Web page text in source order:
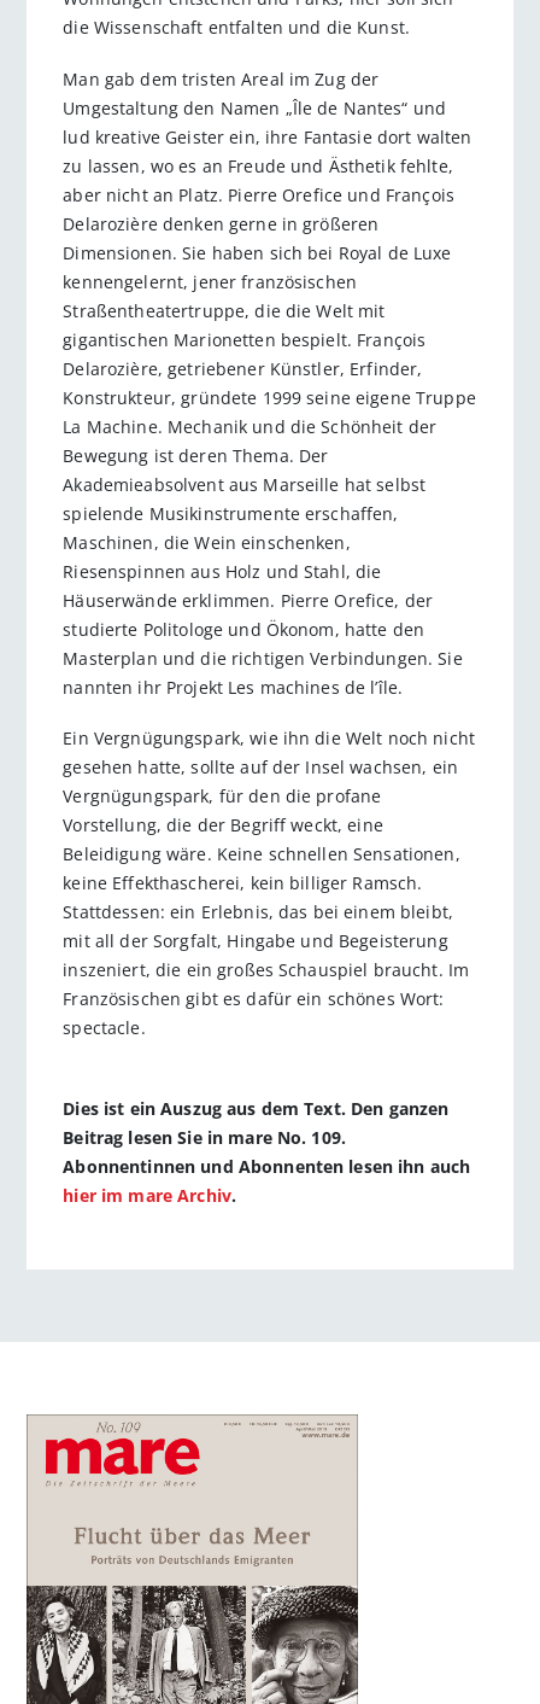
die Wissenschaft entfalten und die Kunst.
Man gab dem tristen Areal im Zug der
Umgestaltung den Namen „Île de Nantes“ und
lud kreative Geister ein, ihre Fantasie dort walten
zu lassen, wo es an Freude und Ästhetik fehlte,
aber nicht an Platz. Pierre Orefice und François
Delarozière denken gerne in größeren
Dimensionen. Sie haben sich bei Royal de Luxe
kennengelernt, jener französischen
Straßentheatertruppe, die die Welt mit
gigantischen Marionetten bespielt. François
Delarozière, getriebener Künstler, Erfinder,
Konstrukteur, gründete 1999 seine eigene Truppe
La Machine. Mechanik und die Schönheit der
Bewegung ist deren Thema. Der
Akademieabsolvent aus Marseille hat selbst
spielende Musikinstrumente erschaffen,
Maschinen, die Wein einschenken,
Riesenspinnen aus Holz und Stahl, die
Häuserwände erklimmen. Pierre Orefice, der
studierte Politologe und Ökonom, hatte den
Masterplan und die richtigen Verbindungen. Sie
nannten ihr Projekt Les machines de l’île.
Ein Vergnügungspark, wie ihn die Welt noch nicht
gesehen hatte, sollte auf der Insel wachsen, ein
Vergnügungspark, für den die profane
Vorstellung, die der Begriff weckt, eine
Beleidigung wäre. Keine schnellen Sensationen,
keine Effekthascherei, kein billiger Ramsch.
Stattdessen: ein Erlebnis, das bei einem bleibt,
mit all der Sorgfalt, Hingabe und Begeisterung
inszeniert, die ein großes Schauspiel braucht. Im
Französischen gibt es dafür ein schönes Wort:
spectacle.
Dies ist ein Auszug aus dem Text. Den ganzen
Beitrag lesen Sie in mare No. 109.
Abonnentinnen und Abonnenten lesen ihn auch
hier im mare Archiv.